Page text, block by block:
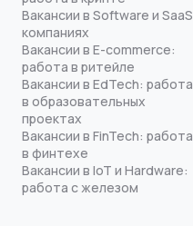
Вакансии в Software и SaaS
компаниях
Вакансии в E-commerce:
работа в ритейле
Вакансии в EdTech: работа
в образовательных
проектах
Вакансии в FinTech: работа
в финтехе
Вакансии в IoT и Hardware:
работа с железом